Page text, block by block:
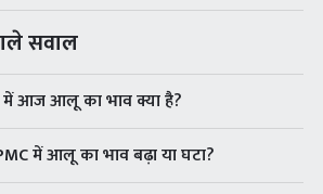
सवाल
में आज आलू का भाव क्या है?
में आलू का भाव बढ़ा या घटा?